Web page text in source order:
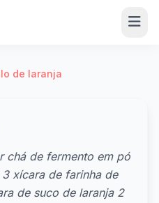
de laranja
chá de fermento em pó
xícara de farinha de
de suco de laranja 2